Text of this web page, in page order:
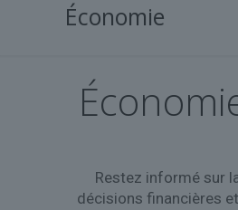
Économie
Restez informé sur
décisions financières